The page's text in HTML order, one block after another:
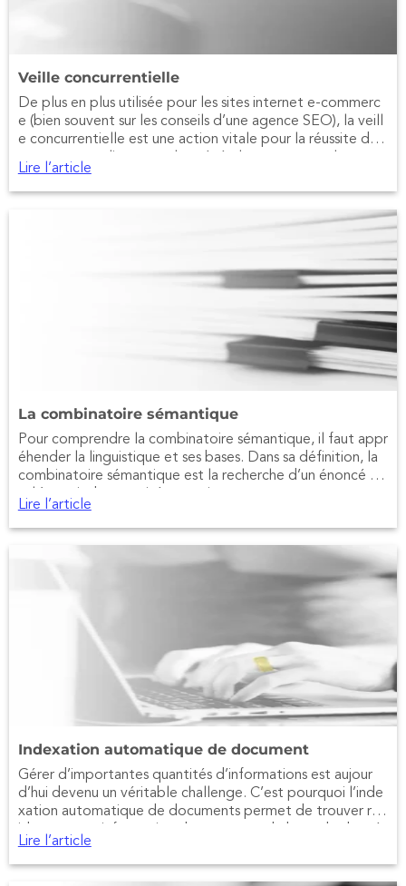
Veille concurrentielle
De plus en plus utilisée pour les sites internet e-commerc
e (bien souvent sur les conseils d’une agence SEO), la veill
e concurrentielle est une action vitale pour la réussite d’un
commerce en ligne, et plus généralement toutes les entr
eprises existantes.
Lire l’article
La combinatoire sémantique
Pour comprendre la combinatoire sémantique, il faut appr
éhender la linguistique et ses bases. Dans sa définition, la
combinatoire sémantique est la recherche d’un énoncé to
tal à partir de ses unités constituantes.
Lire l’article
Indexation automatique de document
Gérer d’importantes quantités d’informations est aujour
d’hui devenu un véritable challenge. C’est pourquoi l’inde
xation automatique de documents permet de trouver rap
idement une information dans une grande base de donné
es.
Lire l’article